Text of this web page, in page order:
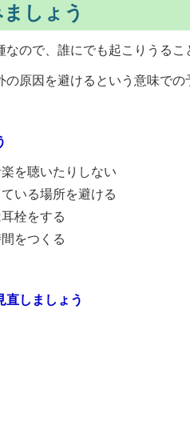
しょう
ので、誰にでも起こりうるこ
原因を避けるという意味での
を聴いたりしない
いる場所を避ける
栓をする
をつくる
直しましょう